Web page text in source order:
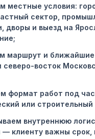
местные условия:
сектор,
дворы и выезд на
маршрут и
северо-восток
формат работ под
или строительный
внутреннюю
— клиенту важны срок,